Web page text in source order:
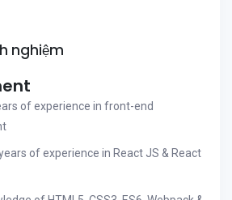
nghiệm
of experience in front-end
of experience in React JS & React